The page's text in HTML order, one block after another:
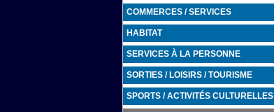
COMMERCES / SERVICES
HABITAT
SERVICES À LA PERSONNE
SORTIES / LOISIRS / TOURISME
SPORTS / ACTIVITÉS CULTURELLES